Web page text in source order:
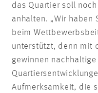
das Quartier soll
anhalten. „Wir haben
beim
unterstützt, denn mit
gewinnen nachhaltige
Aufmerksamkeit, die